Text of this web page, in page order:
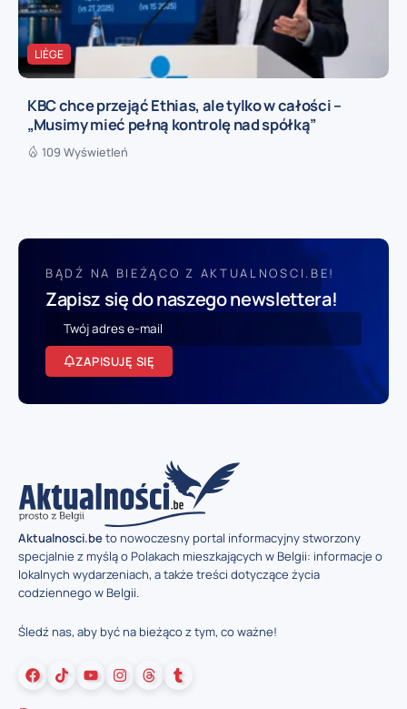
LIÈGE
KBC chce przejąć Ethias, ale tylko w całości –
„Musimy mieć pełną kontrolę nad spółką”
109 Wyświetleń
BĄDŹ NA BIEŻĄCO Z AKTUALNOSCI.BE!
Zapisz się do naszego newslettera!
ZAPISUJĘ SIĘ
Aktualnosci.beto nowoczesny portal informacyjny stworzony
specjalnie z myślą o Polakach mieszkających w Belgii: informacje o
lokalnych wydarzeniach, a także treści dotyczące życia
codziennego w Belgii.
Śledź nas, aby być na bieżąco z tym, co ważne!